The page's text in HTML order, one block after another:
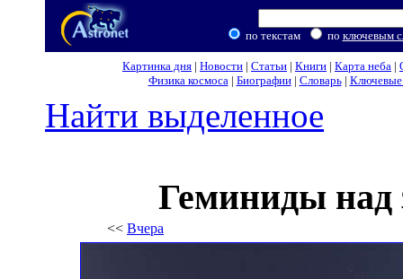
по текстам по ключевым
Картинка дня | Новости | Статьи | Книги | Карта неба |
Физика космоса| Биографии| Словарь| Ключевые
Найти выделенное
Геминиды над
<< Вчера